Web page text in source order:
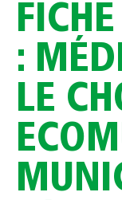
:
LE